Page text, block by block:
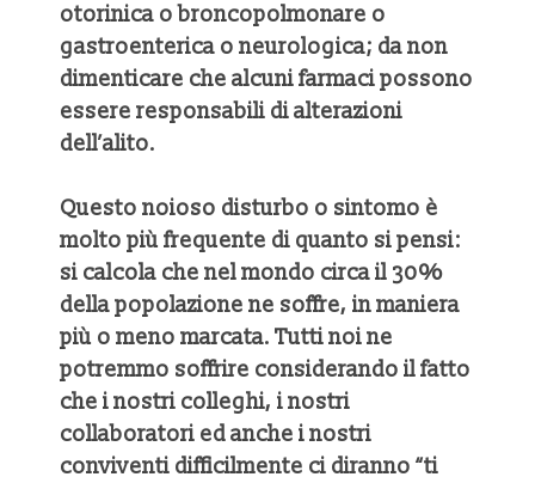
otorinica o broncopolmonare o
gastroenterica o neurologica; da non
dimenticare che alcuni farmaci possono
essere responsabili di alterazioni
dell’alito.
Questo noioso disturbo o sintomo è
molto più frequente di quanto si pensi:
si calcola che nel mondo circa il 30%
della popolazione ne soffre, in maniera
più o meno marcata. Tutti noi ne
potremmo soffrire considerando il fatto
che i nostri colleghi, i nostri
collaboratori ed anche i nostri
conviventi difficilmente ci diranno “ti